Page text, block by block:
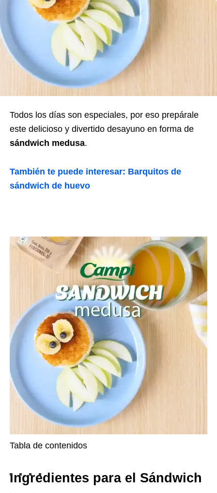
Todos los días son especiales, por eso prepárale
este delicioso y divertido desayuno en forma de
sándwich medusa.
También te puede interesar: Barquitos de
sándwich de huevo
Tabla de contenidos
Ingredientes para el Sándwich